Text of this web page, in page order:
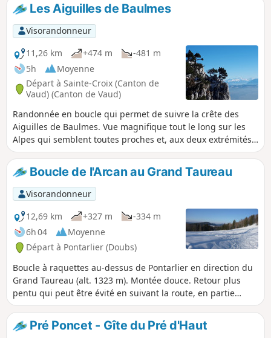
Les Aiguilles de Baulmes
Visorandonneur
11,26 km
+474 m
-481 m
5h
Moyenne
Départ à Sainte-Croix (Canton de
Vaud) (Canton de Vaud)
Randonnée en boucle qui permet de suivre la crête des
Aiguilles de Baulmes. Vue magnifique tout le long sur les
Alpes qui semblent toutes proches et, aux deux extrémités,
sur certains sommets du Jura. Suivre des traces tout le long
du circuit n'est pas garanti.
Boucle de l'Arcan au Grand Taureau
Visorandonneur
12,69 km
+327 m
-334 m
6h 04
Moyenne
Départ à Pontarlier (Doubs)
Boucle à raquettes au-dessus de Pontarlier en direction du
Grand Taureau (alt. 1323 m). Montée douce. Retour plus
pentu qui peut être évité en suivant la route, en partie
enneigée. Vue sur les Alpes par beau temps. Vue sur
Pontarlier et plus au Nord. Une partie seulement est
balisée. Une bonne partie du circuit est fréquentée en hiver.
Pré Poncet - Gîte du Pré d'Haut